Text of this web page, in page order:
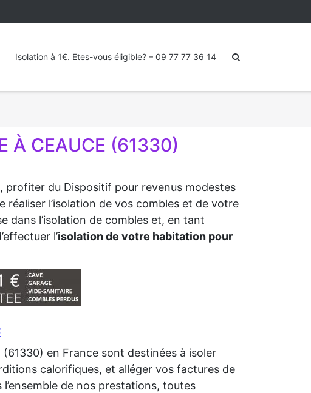
Isolation à 1€. Etes-vous éligible? – 09 77 77 36 14
À CEAUCE (61330)
profiter du Dispositif pour revenus modestes
réaliser l’isolation de vos combles et de votre
dans l’isolation de combles et, en tant
l’isolation de votre habitation pour
(61330) en France sont destinées à isoler
calorifiques, et alléger vos factures de
de nos prestations, toutes